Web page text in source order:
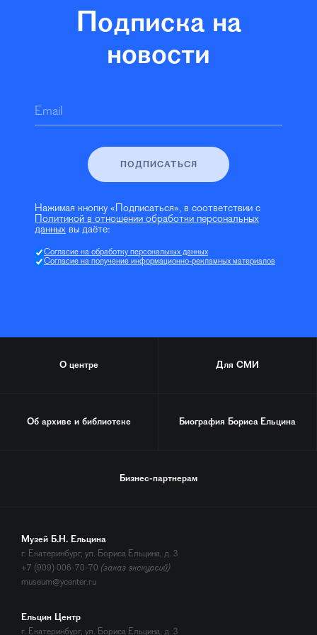
Подписка на
новости
Email
ПОДПИСАТЬСЯ
Нажимая кнопку «Подписаться», в соответствии с
Политикой в отношении обработки персональных
данных вы даёте:
Согласие на обработку персональных данных
Согласие на получение информационно-рекламных материалов
О центре Для СМИ
Об архиве и библиотеке Биография Бориса Ельцина
Бизнес-партнерам
Музей Б.Н. Ельцина
г. Екатеринбург, ул. Бориса Ельцина, д. 3
+7 (909) 006-70-70 (заказ экскурсий)
museum@ycenter.ru
Ельцин Центр
г. Екатеринбург, ул. Бориса Ельцина, д. 3